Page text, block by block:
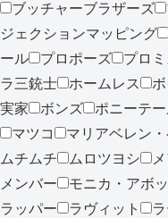
ブッチャーブラザーズ
ジェクションマッピング
ール
プロポーズ プロ
ラ三銃士
ホームレス
実家
ボンズ ポニーテ
マツコ
マリアベレン
ムチムチ
ムロツヨシ
メンバー
モニカ・アボ
ラッパー
ラヴィット